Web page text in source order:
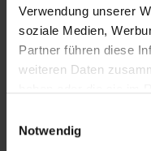
Verwendung unserer
soziale Medien,
Partner führen diese
weiteren Daten
Notwendig
In
SRT-Untertitel
interessieren